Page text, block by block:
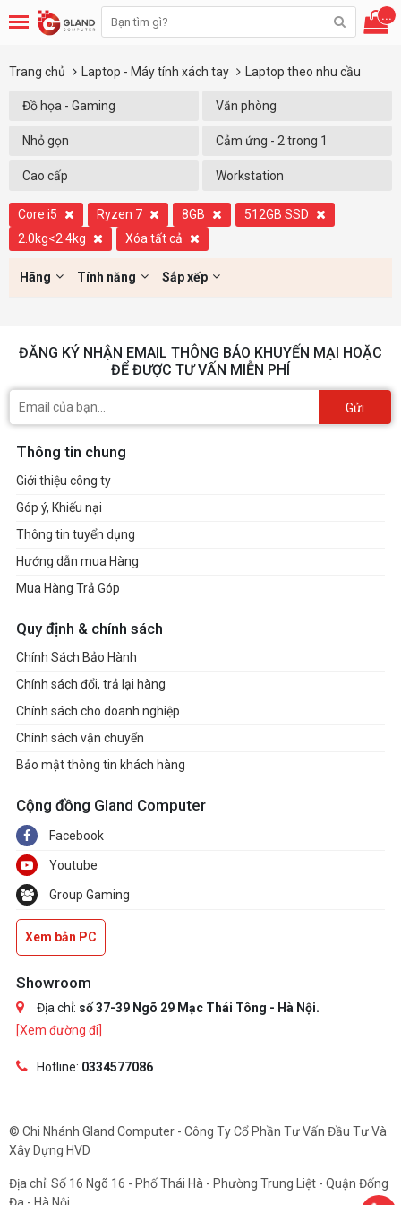
...
Trang chủ Laptop - Máy tính xách tay Laptop theo nhu cầu
Đồ họa - Gaming Văn phòng
Nhỏ gọn Cảm ứng - 2 trong 1
Cao cấp Workstation
Core i5 Ryzen 7 8GB
512GB SSD
2.0kg<2.4kg
Xóa tất cả
Hãng Tính năng Sắp xếp
ĐĂNG KÝ NHẬN EMAIL THÔNG BÁO KHUYẾN MẠI HOẶC
ĐỂ ĐƯỢC TƯ VẤN MIỄN PHÍ
Gửi
Thông tin chung
Giới thiệu công ty
Góp ý, Khiếu nại
Thông tin tuyển dụng
Hướng dẫn mua Hàng
Mua Hàng Trả Góp
Quy định & chính sách
Chính Sách Bảo Hành
Chính sách đổi, trả lại hàng
Chính sách cho doanh nghiệp
Chính sách vận chuyển
Bảo mật thông tin khách hàng
Cộng đồng Gland Computer
Facebook
Youtube
Group Gaming
Xem bản PC
Showroom
Địa chỉ: số 37-39 Ngõ 29 Mạc Thái Tông - Hà Nội.
[Xem đường đi]
Hotline: 0334577086
© Chi Nhánh Gland Computer - Công Ty Cổ Phần Tư Vấn Đầu Tư Và
Xây Dựng HVD
Địa chỉ: Số 16 Ngõ 16 - Phố Thái Hà - Phường Trung Liệt - Quận Đống